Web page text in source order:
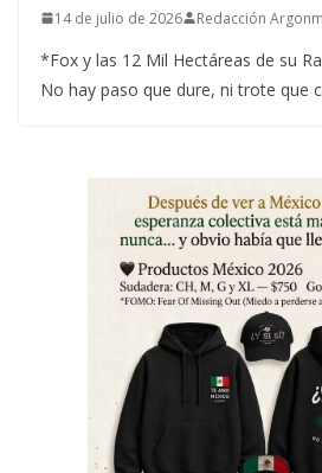
14 de julio de 2026 Redacción
*Fox y las 12 Mil Hectáreas de su
No hay paso que dure, ni trote que